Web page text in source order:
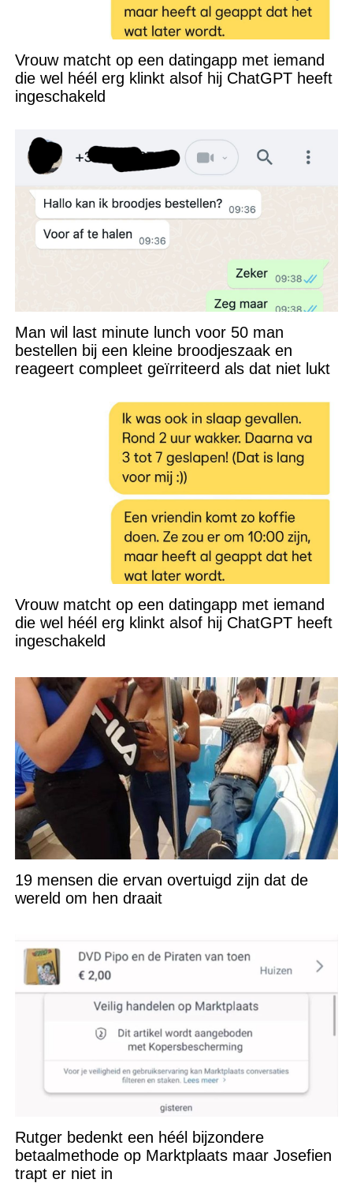
Vrouw matcht op een datingapp met iemand
die wel héél erg klinkt alsof hij ChatGPT heeft
ingeschakeld
Man wil last minute lunch voor 50 man
bestellen bij een kleine broodjeszaak en
reageert compleet geïrriteerd als dat niet lukt
Vrouw matcht op een datingapp met iemand
die wel héél erg klinkt alsof hij ChatGPT heeft
ingeschakeld
19 mensen die ervan overtuigd zijn dat de
wereld om hen draait
Rutger bedenkt een héél bijzondere
betaalmethode op Marktplaats maar Josefien
trapt er niet in